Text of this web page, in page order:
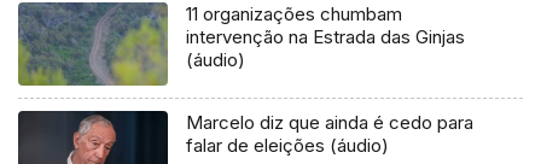
11 organizações chumbam
intervenção na Estrada das Ginjas
(áudio)
Marcelo diz que ainda é cedo para
falar de eleições (áudio)